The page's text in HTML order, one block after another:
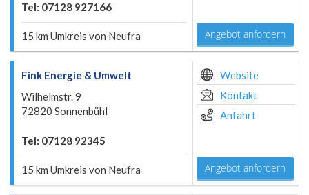
Tel: 07128 927166
15 km Umkreis von Neufra Angebot anfordern
Fink Energie & Umwelt
Wilhelmstr. 9
72820 Sonnenbühl
Tel: 07128 92345
15 km Umkreis von Neufra
Website
Kontakt
Anfahrt
Angebot anfordern